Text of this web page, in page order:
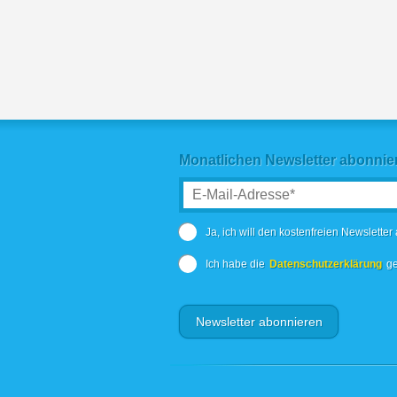
Monatlichen Newsletter
Ja, ich will den kostenfreien Newsletter
Ich habe die Datenschutzerklärung